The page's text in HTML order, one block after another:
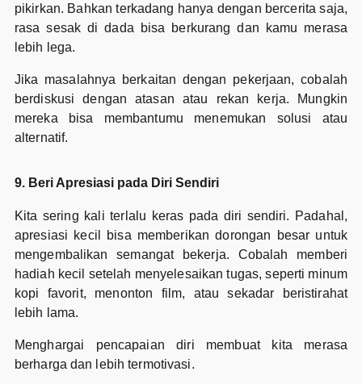
pikirkan. Bahkan terkadang hanya dengan bercerita saja,
rasa sesak di dada bisa berkurang dan kamu merasa
lebih lega.
Jika masalahnya berkaitan dengan pekerjaan, cobalah
berdiskusi dengan atasan atau rekan kerja. Mungkin
mereka bisa membantumu menemukan solusi atau
alternatif.
9. Beri Apresiasi pada Diri Sendiri
Kita sering kali terlalu keras pada diri sendiri. Padahal,
apresiasi kecil bisa memberikan dorongan besar untuk
mengembalikan semangat bekerja. Cobalah memberi
hadiah kecil setelah menyelesaikan tugas, seperti minum
kopi favorit, menonton film, atau sekadar beristirahat
lebih lama.
Menghargai pencapaian diri membuat kita merasa
berharga dan lebih termotivasi.